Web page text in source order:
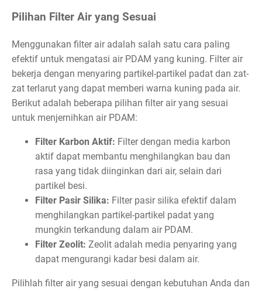
Pilihan Filter Air yang Sesuai
Menggunakan filter air adalah salah satu cara paling
efektif untuk mengatasi air PDAM yang kuning. Filter air
bekerja dengan menyaring partikel-partikel padat dan zat-
zat terlarut yang dapat memberi warna kuning pada air.
Berikut adalah beberapa pilihan filter air yang sesuai
untuk menjernihkan air PDAM:
Filter Karbon Aktif: Filter dengan media karbon
aktif dapat membantu menghilangkan bau dan
rasa yang tidak diinginkan dari air, selain dari
partikel besi.
Filter Pasir Silika: Filter pasir silika efektif dalam
menghilangkan partikel-partikel padat yang
mungkin terkandung dalam air PDAM.
Filter Zeolit: Zeolit adalah media penyaring yang
dapat mengurangi kadar besi dalam air.
Pilihlah filter air yang sesuai dengan kebutuhan Anda dan